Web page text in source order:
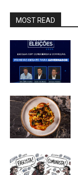
MOST READ